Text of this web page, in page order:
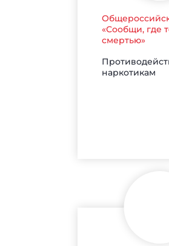
«Сообщи, где
смертью»
наркотикам